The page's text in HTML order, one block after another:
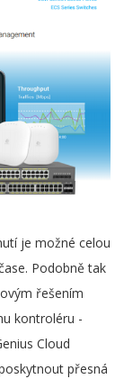
je možné celou
Podobně tak
řešením
kontroléru -
Cloud
přesná